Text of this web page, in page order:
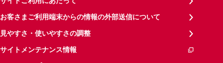
お客さまご利用端末からの情報の外部送信について
見やすさ・使いやすさの調整
サイトメンテナンス情報